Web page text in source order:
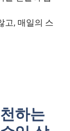
고, 매일의 스
하는